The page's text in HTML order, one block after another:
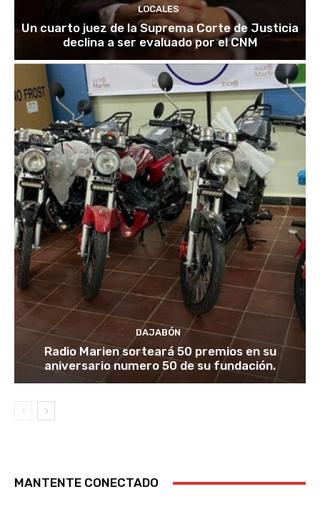
LOCALES
Un cuarto juez de la Suprema Corte de Justicia
declina a ser evaluado por el CNM
DAJABÓN
Radio Marien sorteará 50 premios en su
aniversario numero 50 de su fundación.
MANTENTE CONECTADO